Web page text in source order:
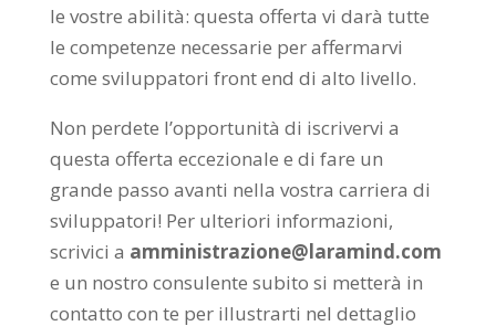
le vostre abilità: questa offerta vi darà tutte
le competenze necessarie per affermarvi
come sviluppatori front end di alto livello.
Non perdete l’opportunità di iscrivervi a
questa offerta eccezionale e di fare un
grande passo avanti nella vostra carriera di
sviluppatori! Per ulteriori informazioni,
scrivici a amministrazione@laramind.com
e un nostro consulente subito si metterà in
contatto con te per illustrarti nel dettaglio